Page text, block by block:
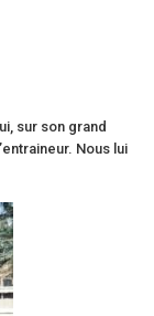
sur son grand
Nous lui